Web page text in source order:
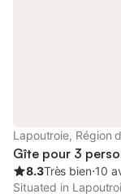
Lapoutroie, Région
Gîte pour 3
8.3Très bien⋅10
Situated in